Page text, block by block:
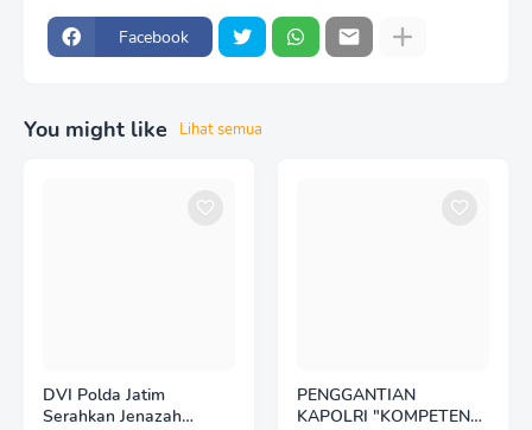
Facebook
You might like Lihat semua
DVI Polda Jatim
Serahkan Jenazah
PENGGANTIAN
KAPOLRI "KOMPETENSI